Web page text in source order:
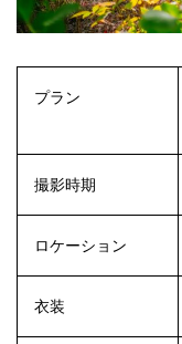
プラン
撮影時期
ロケーション
衣装